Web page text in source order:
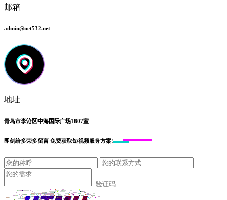
邮箱
admin@net532.net
地址
青岛市李沧区中海国际广场1807室
即刻给多荣多留言 免费获取短视频服务方案!